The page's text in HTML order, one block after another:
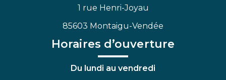
1 rue Henri-Joyau
85603 Montaigu-Vendée
Horaires d’ouverture
Du lundi au vendredi